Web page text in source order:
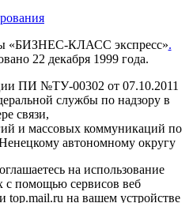
«БИЗНЕС-КЛАСС экспресс».
22 декабря 1999 года.
ПИ №ТУ-00302 от 07.10.2011
службы по надзору в
связи,
и массовых коммуникаций по
автономному округу
на использование
с помощью сервисов веб
top.mail.ru на вашем устройстве